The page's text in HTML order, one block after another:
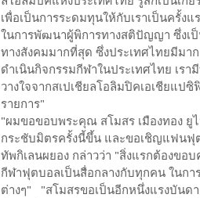
เพื่อเป็นการระดมทุนให้กับเราเป็นครั้ง
ในการพัฒนาผู้พิการทางสติปัญญา ซึ่งเ
ทางสังคมมากที่สุด ซึ่งประเทศไทยมีม
ดำเนินกิจกรรมกีฬาในประเทศไทย เร
วางใจจากสเปเชียลโอลิมปิคเอเชียแ
รายการ"
"ผมขอขอบพระคุณ สโมสร เมืองทอง ยู
กระชับมิตรครั้งนี้ขึ้น และขอเชิญแฟนฟุ
ทัพกิเลนผยอง กล่าวว่า "สิ่งแรกต้องข
กีฬาฟุตบอลเป็นสื่อกลางกับทุกคน ในก
ต่างๆ" "สโมสรขอเป็นอีกหนึ่งแรงบันด